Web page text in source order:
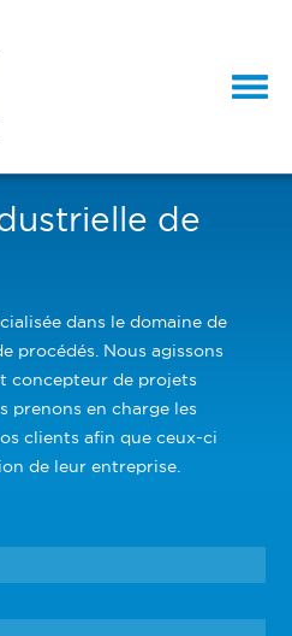
de
dans le domaine de
procédés. Nous agissons
concepteur de projets
prenons en charge les
clients afin que ceux-ci
de leur entreprise.